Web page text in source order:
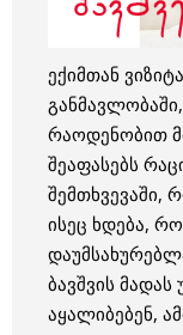
ექიმთან
რაოდენობით
შეაფასებს
შემთხვევაში,
ისეც ხდება,
ბავშვის
აყალიბებენ,